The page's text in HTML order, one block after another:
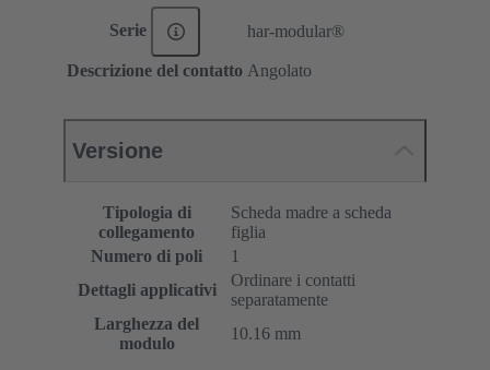
Serie har-modular®
Descrizione del contatto Angolato
Versione
Tipologia di
collegamento
Scheda madre a scheda
figlia
Numero di poli
1
Dettagli applicativi
Ordinare i contatti
separatamente
Larghezza del
modulo
10.16 mm